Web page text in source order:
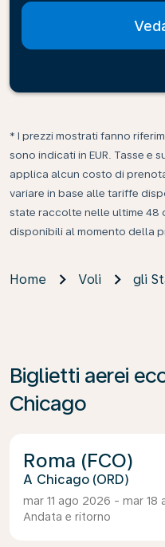
* I prezzi mostrati fanno
sono indicati in EUR. Tasse e
applica alcun costo di
variare in base alle tariffe
state raccolte nelle ultime 48
disponibili al momento della
Home Voli gli
Biglietti aerei
Chicago
Roma (FCO)
Chicago (ORD)
mar 11 ago 2026 - mar 18
Andata e ritorno